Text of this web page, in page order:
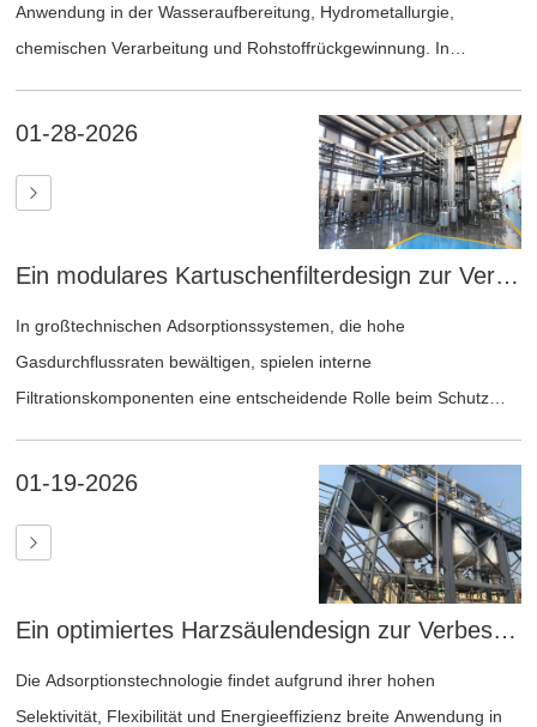
Anwendung in der Wasseraufbereitung, Hydrometallurgie,
chemischen Verarbeitung und Rohstoffrückgewinnung. In
präzise Fluidführung und eine hohe Harzausnutzung
entscheidend für die Gesamtleistung des Systems.
01-28-2026
Ein modulares Kartuschenfilterdesign zur Verbesserung der Zuverlässigkeit und Wartungsfreundlichkeit von großtechnischen Adsorptionskolonnen
In großtechnischen Adsorptionssystemen, die hohe
Gasdurchflussraten bewältigen, spielen interne
Filtrationskomponenten eine entscheidende Rolle beim Schutz
01-19-2026
Ein optimiertes Harzsäulendesign zur Verbesserung der Gasverteilung und Adsorptionseffizienz in industriellen Anwendungen
Die Adsorptionstechnologie findet aufgrund ihrer hohen
Selektivität, Flexibilität und Energieeffizienz breite Anwendung in